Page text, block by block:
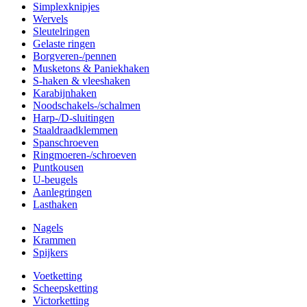
Simplexknipjes
Wervels
Sleutelringen
Gelaste ringen
Borgveren-/pennen
Musketons & Paniekhaken
S-haken & vleeshaken
Karabijnhaken
Noodschakels-/schalmen
Harp-/D-sluitingen
Staaldraadklemmen
Spanschroeven
Ringmoeren-/schroeven
Puntkousen
U-beugels
Aanlegringen
Lasthaken
Nagels
Krammen
Spijkers
Voetketting
Scheepsketting
Victorketting